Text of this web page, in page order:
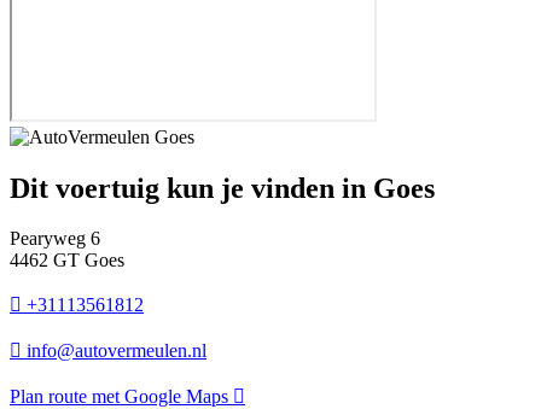
Dit voertuig kun je vinden in Goes
Pearyweg 6
4462 GT Goes
+31113561812
info@autovermeulen.nl
Plan route met Google Maps